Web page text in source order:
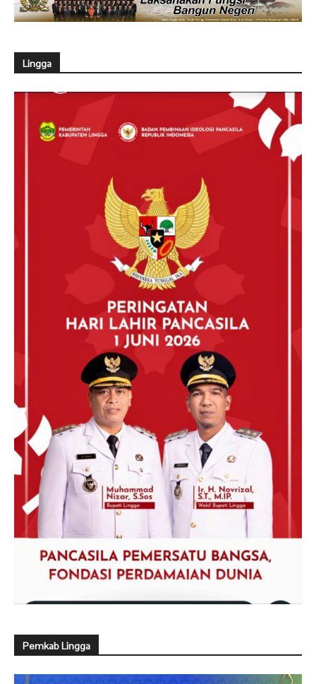
Lingga
Pemkab Lingga